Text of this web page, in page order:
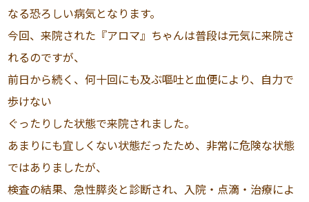
なる恐ろしい病気となります。
今回、来院された『アロマ』ちゃんは普段は元気に来院さ
れるのですが、
前日から続く、何十回にも及ぶ嘔吐と血便により、自力で
歩けない
ぐったりした状態で来院されました。
あまりにも宜しくない状態だったため、非常に危険な状態
ではありましたが、
検査の結果、急性膵炎と診断され、入院・点滴・治療によ